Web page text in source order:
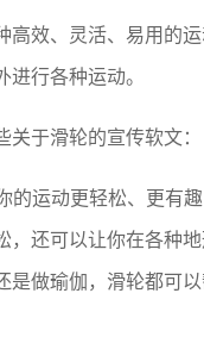
高效、灵活、易用的
行各种运动。
关于滑轮的宣传软文：
的运动更轻松、更有
，还可以让你在各种
是做瑜伽，滑轮都可